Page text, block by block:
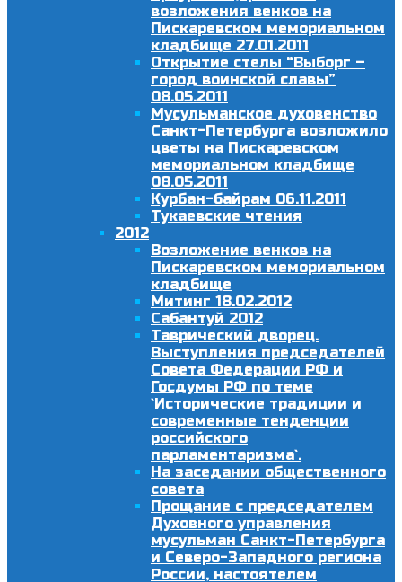
возложения венков на
Пискаревском мемориальном
кладбище 27.01.2011
Открытие стелы “Выборг –
город воинской славы”
08.05.2011
Мусульманское духовенство
Санкт-Петербурга возложило
цветы на Пискаревском
мемориальном кладбище
08.05.2011
Курбан-байрам 06.11.2011
Тукаевские чтения
2012
Возложение венков на
Пискаревском мемориальном
кладбище
Митинг 18.02.2012
Сабантуй 2012
Таврический дворец.
Выступления председателей
Совета Федерации РФ и
Госдумы РФ по теме
`Исторические традиции и
современные тенденции
российского
парламентаризма`.
На заседании общественного
совета
Прощание с председателем
Духовного управления
мусульман Санкт-Петербурга
и Северо-Западного региона
России, настоятелем